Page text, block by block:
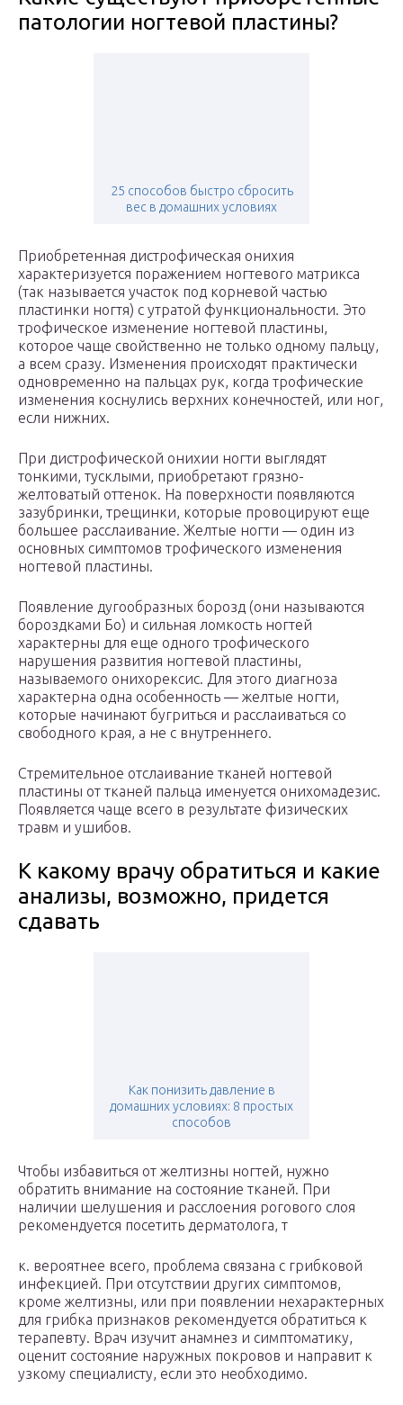
патологии ногтевой пластины?
25 способов быстро сбросить
вес в домашних условиях
Приобретенная дистрофическая онихия
характеризуется поражением ногтевого матрикса
(так называется участок под корневой частью
пластинки ногтя) с утратой функциональности. Это
трофическое изменение ногтевой пластины,
которое чаще свойственно не только одному пальцу,
а всем сразу. Изменения происходят практически
одновременно на пальцах рук, когда трофические
изменения коснулись верхних конечностей, или ног,
если нижних.
При дистрофической онихии ногти выглядят
тонкими, тусклыми, приобретают грязно-
желтоватый оттенок. На поверхности появляются
зазубринки, трещинки, которые провоцируют еще
большее расслаивание. Желтые ногти — один из
основных симптомов трофического изменения
ногтевой пластины.
Появление дугообразных борозд (они называются
бороздками Бо) и сильная ломкость ногтей
характерны для еще одного трофического
нарушения развития ногтевой пластины,
называемого онихорексис. Для этого диагноза
характерна одна особенность — желтые ногти,
которые начинают бугриться и расслаиваться со
свободного края, а не с внутреннего.
Стремительное отслаивание тканей ногтевой
пластины от тканей пальца именуется онихомадезис.
Появляется чаще всего в результате физических
травм и ушибов.
К какому врачу обратиться и какие
анализы, возможно, придется
сдавать
Как понизить давление в
домашних условиях: 8 простых
способов
Чтобы избавиться от желтизны ногтей, нужно
обратить внимание на состояние тканей. При
наличии шелушения и расслоения рогового слоя
рекомендуется посетить дерматолога, т
к. вероятнее всего, проблема связана с грибковой
инфекцией. При отсутствии других симптомов,
кроме желтизны, или при появлении нехарактерных
для грибка признаков рекомендуется обратиться к
терапевту. Врач изучит анамнез и симптоматику,
оценит состояние наружных покровов и направит к
узкому специалисту, если это необходимо.